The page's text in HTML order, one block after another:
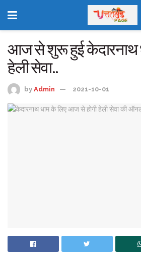
आज से शुरू हुई केदारनाथ
हेली सेवा..
by Admin 2021-10-01